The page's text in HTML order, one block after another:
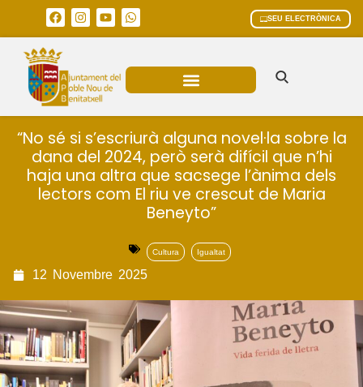
SEU ELECTRÒNICA
“No sé si s’escriurà alguna novel·la sobre la
dana del 2024, però serà difícil que n’hi
haja una altra que sacsege l’ànima dels
lectors com El riu ve crescut de Maria
Beneyto”
Cultura Igualtat
12 Novembre 2025